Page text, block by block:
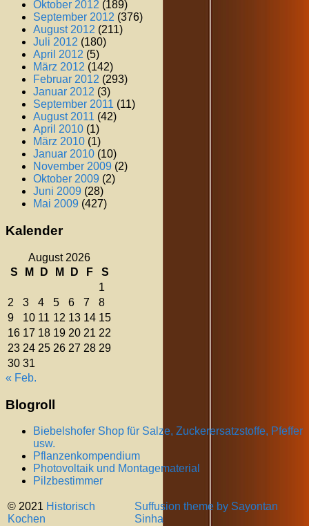
Oktober 2012 (189)
September 2012 (376)
August 2012 (211)
Juli 2012 (180)
April 2012 (5)
März 2012 (142)
Februar 2012 (293)
Januar 2012 (3)
September 2011 (11)
August 2011 (42)
April 2010 (1)
März 2010 (1)
Januar 2010 (10)
November 2009 (2)
Oktober 2009 (2)
Juni 2009 (28)
Mai 2009 (427)
Kalender
August 2026
S
M D M D F
S
1
2
3 4 5 6 7
8
9
10 11 12 13 14 15
16 17 18 19 20 21 22
23 24 25 26 27 28 29
30 31
« Feb.
Blogroll
Biebelshofer Shop für Salze, Zuckerersatzstoffe, Pfeffer
usw.
Pflanzenkompendium
Photovoltaik und Montagematerial
Pilzbestimmer
© 2021 Historisch
Kochen
Suffusion theme by Sayontan
Sinha